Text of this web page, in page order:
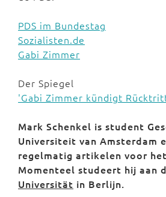
PDS im Bundestag
Sozialisten.de
Gabi Zimmer
Der Spiegel
'Gabi Zimmer kündigt
Mark Schenkel is student
Universiteit van Amsterdam
regelmatig artikelen voor
Momenteel studeert hij aan
Universität in Berlijn.